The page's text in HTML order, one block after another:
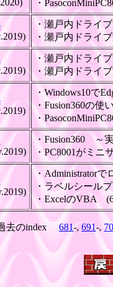
・
・瀬戸内ドラ
・瀬戸内ドラ
・瀬戸内ドライ
・瀬戸内ドラ
・
・Fusion360
・
・
・PC8001がミ
・
・ラベ
・Excelの
去のindex 681-, 691-,